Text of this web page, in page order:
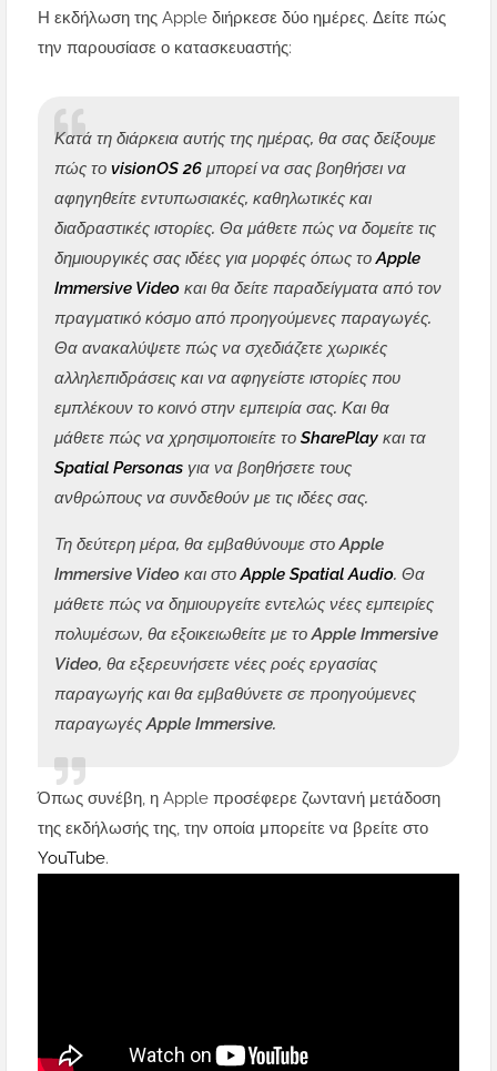
Η εκδήλωση της Apple διήρκεσε δύο ημέρες. Δείτε πώς
την παρουσίασε ο κατασκευαστής:
Κατά τη διάρκεια αυτής της ημέρας, θα σας δείξουμε
πώς το visionOS 26 μπορεί να σας βοηθήσει να
αφηγηθείτε εντυπωσιακές, καθηλωτικές και
διαδραστικές ιστορίες. Θα μάθετε πώς να δομείτε τις
δημιουργικές σας ιδέες για μορφές όπως τοApple
Immersive Video και θα δείτε παραδείγματα από τον
πραγματικό κόσμο από προηγούμενες παραγωγές.
Θα ανακαλύψετε πώς να σχεδιάζετε χωρικές
αλληλεπιδράσεις και να αφηγείστε ιστορίες που
εμπλέκουν το κοινό στην εμπειρία σας. Και θα
μάθετε πώς να χρησιμοποιείτε το SharePlay και τα
Spatial Personas για να βοηθήσετε τους
ανθρώπους να συνδεθούν με τις ιδέες σας.
Τη δεύτερη μέρα, θα εμβαθύνουμε στο Apple
Immersive Video και στοApple Spatial Audio. Θα
μάθετε πώς να δημιουργείτε εντελώς νέες εμπειρίες
πολυμέσων, θα εξοικειωθείτε με το Apple Immersive
Video, θα εξερευνήσετε νέες ροές εργασίας
παραγωγής και θα εμβαθύνετε σε προηγούμενες
παραγωγές Apple Immersive.
Όπως συνέβη, η Apple προσέφερε ζωντανή μετάδοση
της εκδήλωσής της, την οποία μπορείτε να βρείτε στο
YouTube.